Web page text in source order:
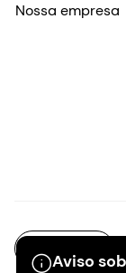
Aviso
Nossa empresa